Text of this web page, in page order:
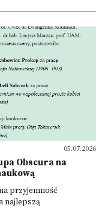
05.07.2026
Obscura na
przyjemność
najlepszą